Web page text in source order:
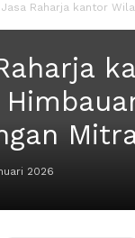
Jasa Raharja kantor
2026